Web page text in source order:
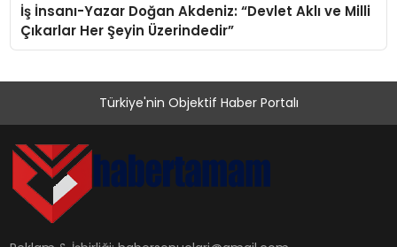
İş İnsanı-Yazar Doğan Akdeniz: “Devlet Aklı ve Milli
Çıkarlar Her Şeyin Üzerindedir”
Türkiye'nin Objektif Haber Portalı